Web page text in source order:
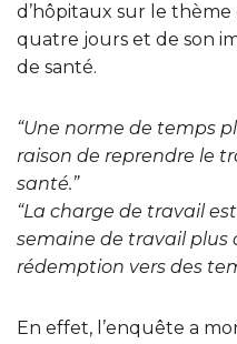
d’hôpitaux sur le thème
quatre jours et de son
de santé.
“Une norme de temps
raison de reprendre le
santé.”
“La charge de travail
semaine de travail plus
rédemption vers des
En effet, l’enquête a